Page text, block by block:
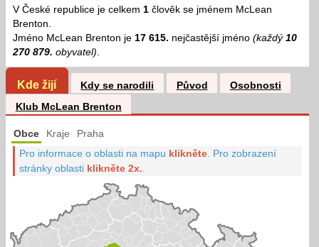
V České republice je celkem 1člověk se jménem McLean
Brenton.
Jméno McLean Brenton je 17 615. nejčastější jméno (každý 10
270 879. obyvatel).
Kde žijí Kdy se narodili Původ
Osobnosti
Klub McLean Brenton
Obce Kraje Praha
Pro informace o oblasti na mapu klikněte Pro zobrazení
stránky oblasti klikněte 2x.